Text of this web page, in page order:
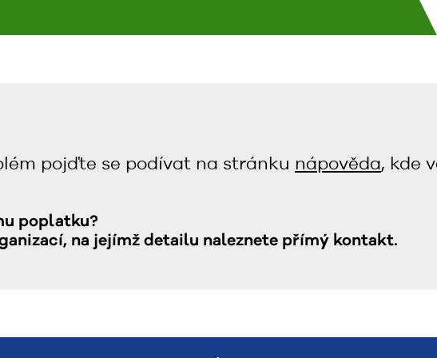
pojďte se podívat na stránku nápověda, kde
poplatku?
na jejímž detailu naleznete přímý kontakt.